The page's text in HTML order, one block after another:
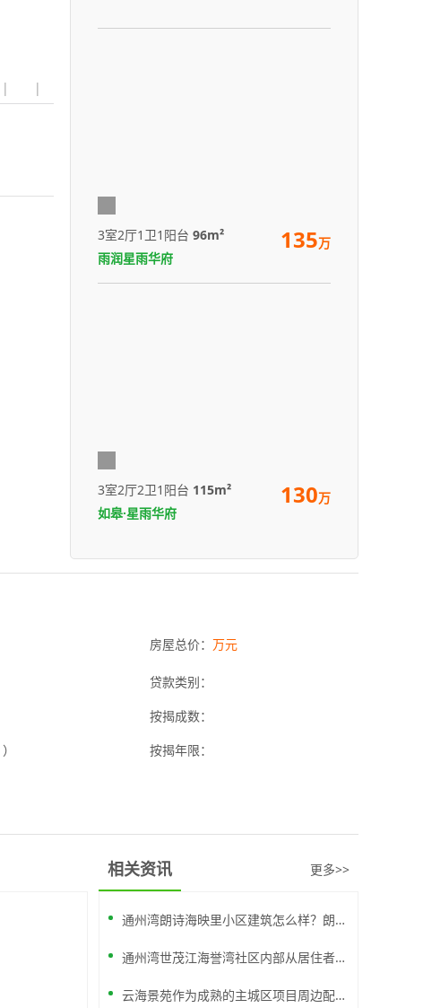
| |
3室2厅1卫1阳台 96m² 135万
雨润星雨华府
3室2厅2卫1阳台 115m² 130万
如皋·星雨华府
房屋总价： 万元
贷款类别：
按揭成数：
） 按揭年限：
相关资讯 更多>>
通州湾朗诗海映里小区建筑怎么样？朗诗海映里质量怎么样？
通州湾世茂江海誉湾社区内部从居住者的角度出发，采用“一环两轴四院”的景观设计
云海景苑作为成熟的主城区项目周边配以成熟，各方面配套优势极为突出。